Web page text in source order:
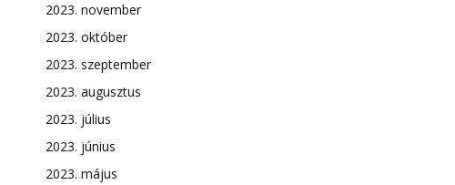
2023. november
2023. október
2023. szeptember
2023. augusztus
2023. július
2023. június
2023. május